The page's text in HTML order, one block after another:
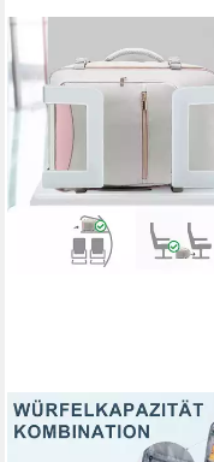
MODFU
Reiserucksack